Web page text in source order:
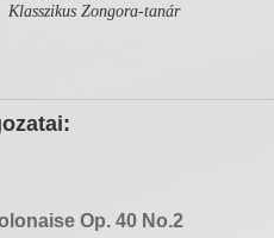
Klasszikus Zongora-tanár
Op. 40 No.2